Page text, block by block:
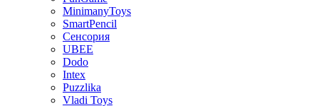
MinimanyToys
SmartPencil
Сенсория
UBEE
Dodo
Intex
Puzzlika
Vladi Toys